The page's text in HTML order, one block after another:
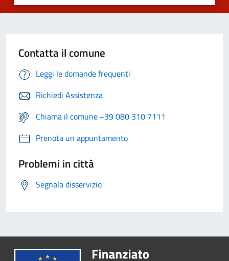
Contatta il comune
Leggi le domande frequenti
Richiedi Assistenza
Chiama il comune +39 080 310 7111
Prenota un appuntamento
Problemi in città
Segnala disservizio